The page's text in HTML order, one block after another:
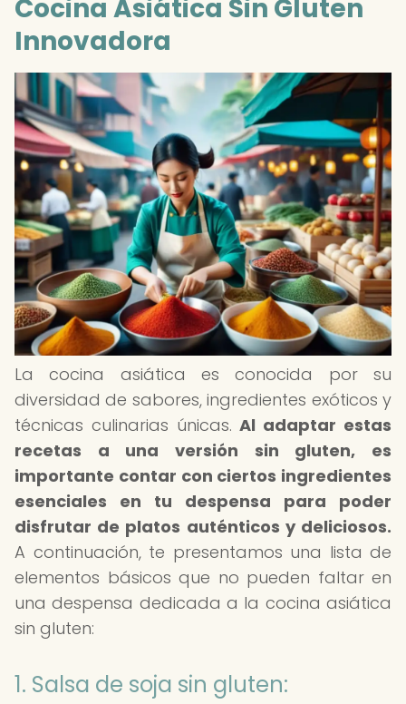
Cocina Asiática Sin Gluten
Innovadora
La cocina asiática es conocida por su
diversidad de sabores, ingredientes exóticos y
técnicas culinarias únicas.Al adaptar estas
recetas a una versión sin gluten, es
importante contar con ciertos ingredientes
esenciales en tu despensa para poder
disfrutar de platos auténticos y deliciosos.
A continuación, te presentamos una lista de
elementos básicos que no pueden faltar en
una despensa dedicada a la cocina asiática
sin gluten:
1. Salsa de soja sin gluten: